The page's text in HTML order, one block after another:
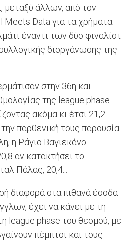
μεταξύ άλλων, από τον
Meets Data για τα χρήματα
έναντι των δύο φιναλίστ
διοργάνωσης της
στην 36η και
της league phase
ακόμα κι έτσι 21,2
παρθενική τους παρουσία
η Ράγιο Βαγιεκάνο
αν κατακτήσει το
Πάλας, 20,4...
διαφορά στα πιθανά έσοδα
έχει να κάνει με τη
league phase του θεσμού, με
πέμπτοι και τους